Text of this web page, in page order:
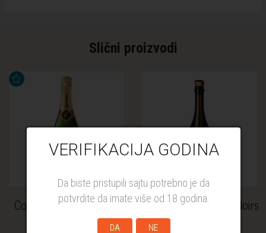
VERIFIKACIJA GODINA
Da biste pristupili sajtu potrebno je da
potvrdite da imate više od 18 godina.
DA NE
Slični proizvodi
Codorniu CAVA Clasico
Deurić The Blanc de Noirs
Penušavo 0.75l